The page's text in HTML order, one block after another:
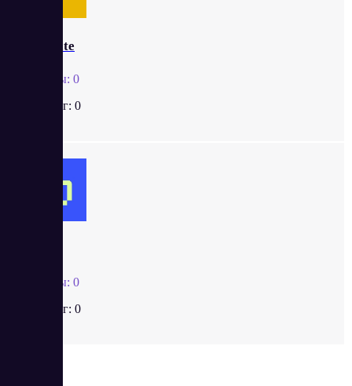
Relevate
Отзывы: 0
Рейтинг: 0
Отзывы: 0
Рейтинг: 0